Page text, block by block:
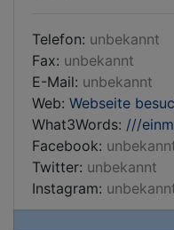
Telefon: unbekannt
Fax: unbekannt
E-Mail: unbekannt
Web: Webseite
What3Words: ///
Facebook:
Twitter: unbekannt
Instagram: